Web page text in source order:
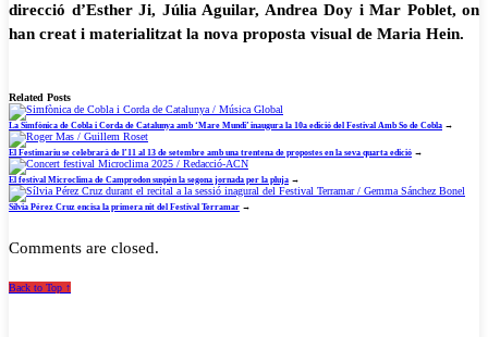
direcció d’Esther Ji, Júlia Aguilar, Andrea Doy i Mar Poblet, on
han creat i materialitzat la nova proposta visual de Maria Hein.
Related Posts
La Simfònica de Cobla i Corda de Catalunya amb ‘Mare Mundi’ inaugura la 10a edició del Festival Amb So de Cobla →
El Festimariu se celebrarà de l’11 al 13 de setembre amb una trentena de propostes en la seva quarta edició →
El festival Microclima de Camprodon suspèn la segona jornada per la pluja →
Sílvia Pérez Cruz encisa la primera nit del Festival Terramar →
Comments are closed.
Back to Top ↑